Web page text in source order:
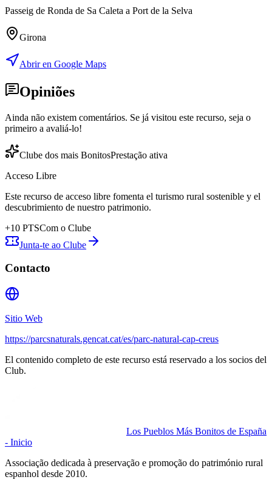
Passeig de Ronda de Sa Caleta a Port de la Selva
Girona
Abrir en Google Maps
Opiniões
Ainda não existem comentários. Se já visitou este recurso, seja o
primeiro a avaliá-lo!
Clube dos mais BonitosPrestação ativa
Acceso Libre
Este recurso de acceso libre fomenta el turismo rural sostenible y el
descubrimiento de nuestro patrimonio.
+10 PTSCom o Clube
Junta-te ao Clube
Contacto
Sitio Web
https://parcsnaturals.gencat.cat/es/parc-natural-cap-creus
El contenido completo de este recurso está reservado a los socios del
Club.
Los Pueblos Más Bonitos de España
- Inicio
Associação dedicada à preservação e promoção do património rural
espanhol desde 2010.